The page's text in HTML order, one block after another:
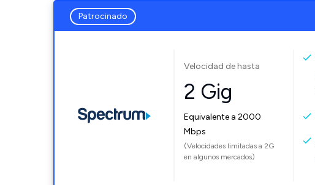
Patrocinado
Velocidad de hasta
2 Gig
Equivalente a 2000
Mbps
(Velocidades limitadas a 2G
en algunos mercados)